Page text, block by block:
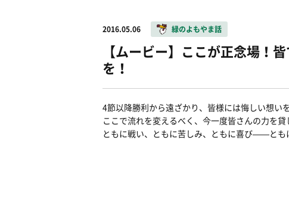
2016.05.06 緑のよもやま話
【ムービー】ここが正念場！
を！
4節以降勝利から遠ざかり、皆様には悔しい想い
ここで流れを変えるべく、今一度皆さんの力を貸
ともに戦い、ともに苦しみ、ともに喜び――とも